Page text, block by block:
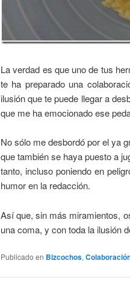
La verdad es que uno de tus
te ha preparado una
ilusión que te puede llegar a
que me ha emocionado ese
No sólo me desbordó por el ya
que también se haya puesto a
tanto, incluso poniendo en
humor en la redacción.
Así que, sin más miramientos,
una coma, y con toda la ilusión
Publicado en Bizcochos,